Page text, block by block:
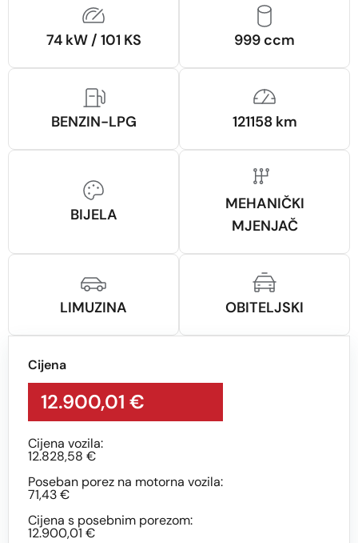
Cijena
12.900,01 €
Cijena vozila:
12.828,58 €
Poseban porez na motorna vozila:
71,43 €
Cijena s posebnim porezom:
12.900,01 €
74 kW / 101 KS 999 ccm
BENZIN-LPG 121158 km
BIJELA
MEHANIČKI
MJENJAČ
LIMUZINA OBITELJSKI